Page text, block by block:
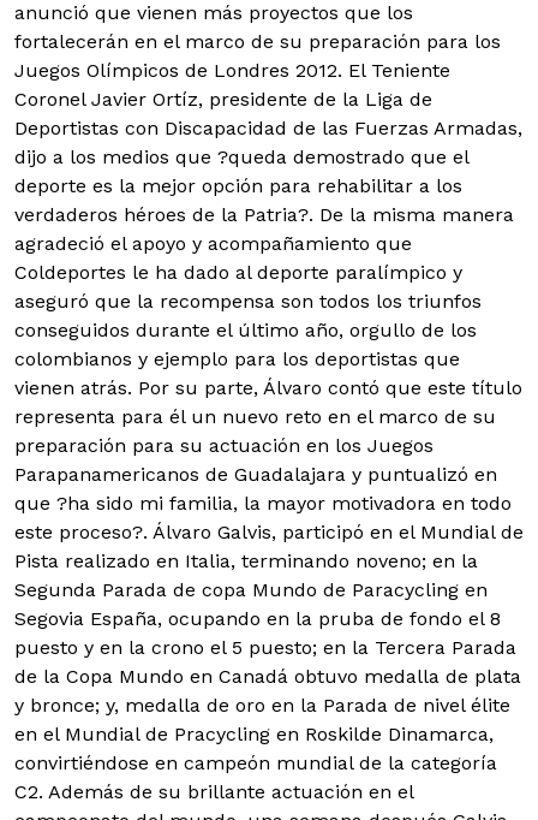
anunció que vienen más proyectos que los
fortalecerán en el marco de su preparación para los
Juegos Olímpicos de Londres 2012. El Teniente
Coronel Javier Ortíz, presidente de la Liga de
Deportistas con Discapacidad de las Fuerzas Armadas,
dijo a los medios que ?queda demostrado que el
deporte es la mejor opción para rehabilitar a los
verdaderos héroes de la Patria?. De la misma manera
agradeció el apoyo y acompañamiento que
Coldeportes le ha dado al deporte paralímpico y
aseguró que la recompensa son todos los triunfos
conseguidos durante el último año, orgullo de los
colombianos y ejemplo para los deportistas que
vienen atrás. Por su parte, Álvaro contó que este título
representa para él un nuevo reto en el marco de su
preparación para su actuación en los Juegos
Parapanamericanos de Guadalajara y puntualizó en
que ?ha sido mi familia, la mayor motivadora en todo
este proceso?. Álvaro Galvis, participó en el Mundial de
Pista realizado en Italia, terminando noveno; en la
Segunda Parada de copa Mundo de Paracycling en
Segovia España, ocupando en la pruba de fondo el 8
puesto y en la crono el 5 puesto; en la Tercera Parada
de la Copa Mundo en Canadá obtuvo medalla de plata
y bronce; y, medalla de oro en la Parada de nivel élite
en el Mundial de Pracycling en Roskilde Dinamarca,
convirtiéndose en campeón mundial de la categoría
C2. Además de su brillante actuación en el